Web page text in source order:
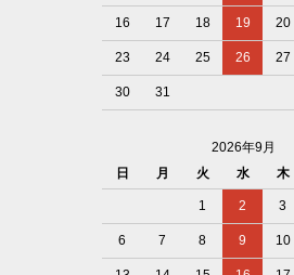
16 17 18 19 20
23 24 25 26 27
30 31
2026年9月
日
月 火 水 木
1 2 3
6 7 8 9 10